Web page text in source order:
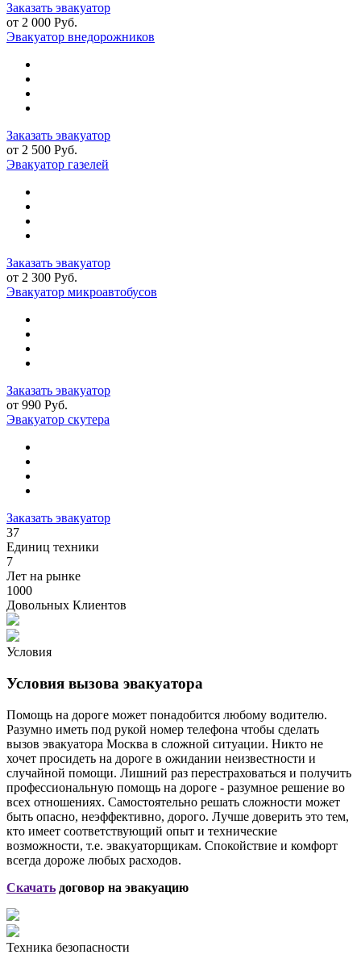
Заказать эвакуатор
от 2 000 Руб.
Эвакуатор внедорожников
Заказать эвакуатор
от 2 500 Руб.
Эвакуатор газелей
Заказать эвакуатор
от 2 300 Руб.
Эвакуатор микроавтобусов
Заказать эвакуатор
от 990 Руб.
Эвакуатор скутера
Заказать эвакуатор
37
Единиц техники
7
Лет на рынке
1000
Довольных Клиентов
Условия
Условия вызова эвакуатора
Помощь на дороге может понадобится любому водителю.
Разумно иметь под рукой номер телефона чтобы сделать
вызов эвакуатора Москва в сложной ситуации. Никто не
хочет просидеть на дороге в ожидании неизвестности и
случайной помощи. Лишний раз перестраховаться и получить
профессиональную помощь на дороге - разумное решение во
всех отношениях. Самостоятельно решать сложности может
быть опасно, неэффективно, дорого. Лучше доверить это тем,
кто имеет соответствующий опыт и технические
возможности, т.е. эвакуаторщикам. Спокойствие и комфорт
всегда дороже любых расходов.
Скачать договор на эвакуацию
Техника безопасности